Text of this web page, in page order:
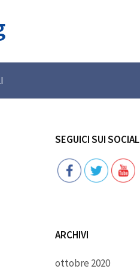
SEGUICI SUI SOCIAL
Follow
ARCHIVI
ottobre 2020